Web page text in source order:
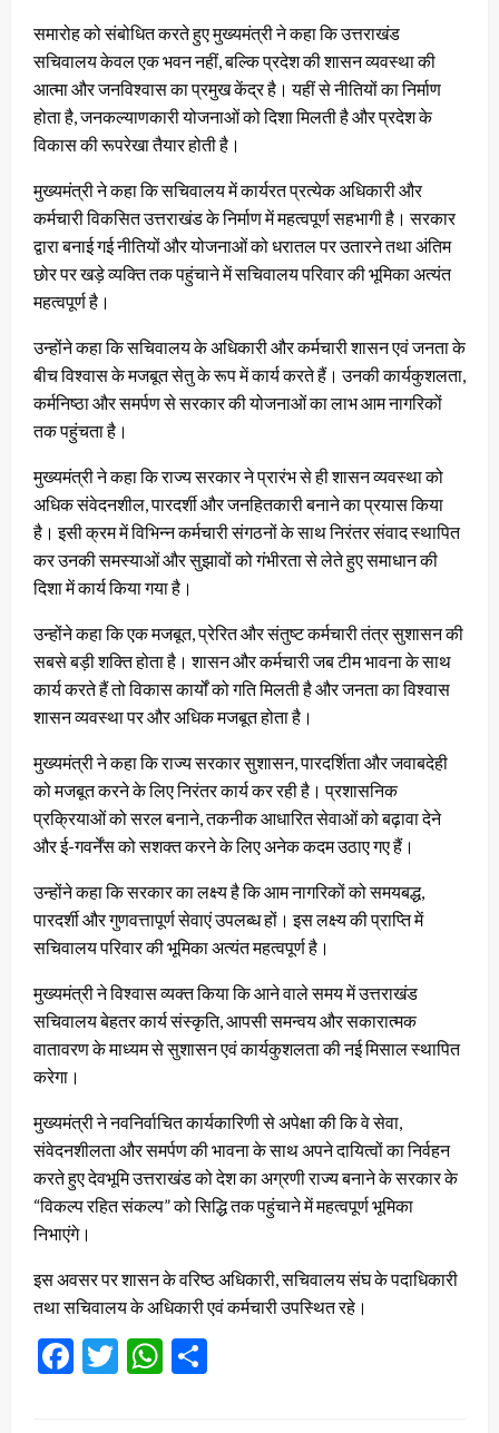
समारोह को संबोधित करते हुए मुख्यमंत्री ने कहा कि उत्तराखंड
सचिवालय केवल एक भवन नहीं, बल्कि प्रदेश की शासन व्यवस्था की
आत्मा और जनविश्वास का प्रमुख केंद्र है। यहीं से नीतियों का निर्माण
होता है, जनकल्याणकारी योजनाओं को दिशा मिलती है और प्रदेश के
विकास की रूपरेखा तैयार होती है।
मुख्यमंत्री ने कहा कि सचिवालय में कार्यरत प्रत्येक अधिकारी और
कर्मचारी विकसित उत्तराखंड के निर्माण में महत्वपूर्ण सहभागी है। सरकार
द्वारा बनाई गई नीतियों और योजनाओं को धरातल पर उतारने तथा अंतिम
छोर पर खड़े व्यक्ति तक पहुंचाने में सचिवालय परिवार की भूमिका अत्यंत
महत्वपूर्ण है।
उन्होंने कहा कि सचिवालय के अधिकारी और कर्मचारी शासन एवं जनता के
बीच विश्वास के मजबूत सेतु के रूप में कार्य करते हैं। उनकी कार्यकुशलता,
कर्मनिष्ठा और समर्पण से सरकार की योजनाओं का लाभ आम नागरिकों
तक पहुंचता है।
मुख्यमंत्री ने कहा कि राज्य सरकार ने प्रारंभ से ही शासन व्यवस्था को
अधिक संवेदनशील, पारदर्शी और जनहितकारी बनाने का प्रयास किया
है। इसी क्रम में विभिन्न कर्मचारी संगठनों के साथ निरंतर संवाद स्थापित
कर उनकी समस्याओं और सुझावों को गंभीरता से लेते हुए समाधान की
दिशा में कार्य किया गया है।
उन्होंने कहा कि एक मजबूत, प्रेरित और संतुष्ट कर्मचारी तंत्र सुशासन की
सबसे बड़ी शक्ति होता है। शासन और कर्मचारी जब टीम भावना के साथ
कार्य करते हैं तो विकास कार्यों को गति मिलती है और जनता का विश्वास
शासन व्यवस्था पर और अधिक मजबूत होता है।
मुख्यमंत्री ने कहा कि राज्य सरकार सुशासन, पारदर्शिता और जवाबदेही
को मजबूत करने के लिए निरंतर कार्य कर रही है। प्रशासनिक
प्रक्रियाओं को सरल बनाने, तकनीक आधारित सेवाओं को बढ़ावा देने
और ई-गवर्नेंस को सशक्त करने के लिए अनेक कदम उठाए गए हैं।
उन्होंने कहा कि सरकार का लक्ष्य है कि आम नागरिकों को समयबद्ध,
पारदर्शी और गुणवत्तापूर्ण सेवाएं उपलब्ध हों। इस लक्ष्य की प्राप्ति में
सचिवालय परिवार की भूमिका अत्यंत महत्वपूर्ण है।
मुख्यमंत्री ने विश्वास व्यक्त किया कि आने वाले समय में उत्तराखंड
सचिवालय बेहतर कार्य संस्कृति, आपसी समन्वय और सकारात्मक
वातावरण के माध्यम से सुशासन एवं कार्यकुशलता की नई मिसाल स्थापित
करेगा।
मुख्यमंत्री ने नवनिर्वाचित कार्यकारिणी से अपेक्षा की कि वे सेवा,
संवेदनशीलता और समर्पण की भावना के साथ अपने दायित्वों का निर्वहन
करते हुए देवभूमि उत्तराखंड को देश का अग्रणी राज्य बनाने के सरकार के
“विकल्प रहित संकल्प” को सिद्धि तक पहुंचाने में महत्वपूर्ण भूमिका
निभाएंगे।
इस अवसर पर शासन के वरिष्ठ अधिकारी, सचिवालय संघ के पदाधिकारी
तथा सचिवालय के अधिकारी एवं कर्मचारी उपस्थित रहे।
Facebook
TwitterWhatsApp